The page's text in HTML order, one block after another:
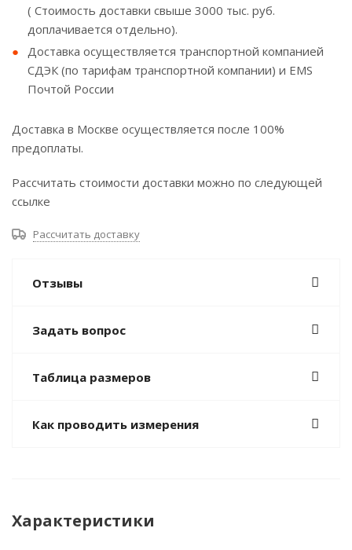
( Стоимость доставки свыше 3000 тыс. руб.
доплачивается отдельно).
Доставка осуществляется транспортной компанией
СДЭК (по тарифам транспортной компании) и EMS
Почтой России
Доставка в Москве осуществляется после 100%
предоплаты.
Рассчитать стоимости доставки можно по следующей
ссылке
Рассчитать доставку
Отзывы
Задать вопрос
Таблица размеров
Как проводить измерения
Характеристики